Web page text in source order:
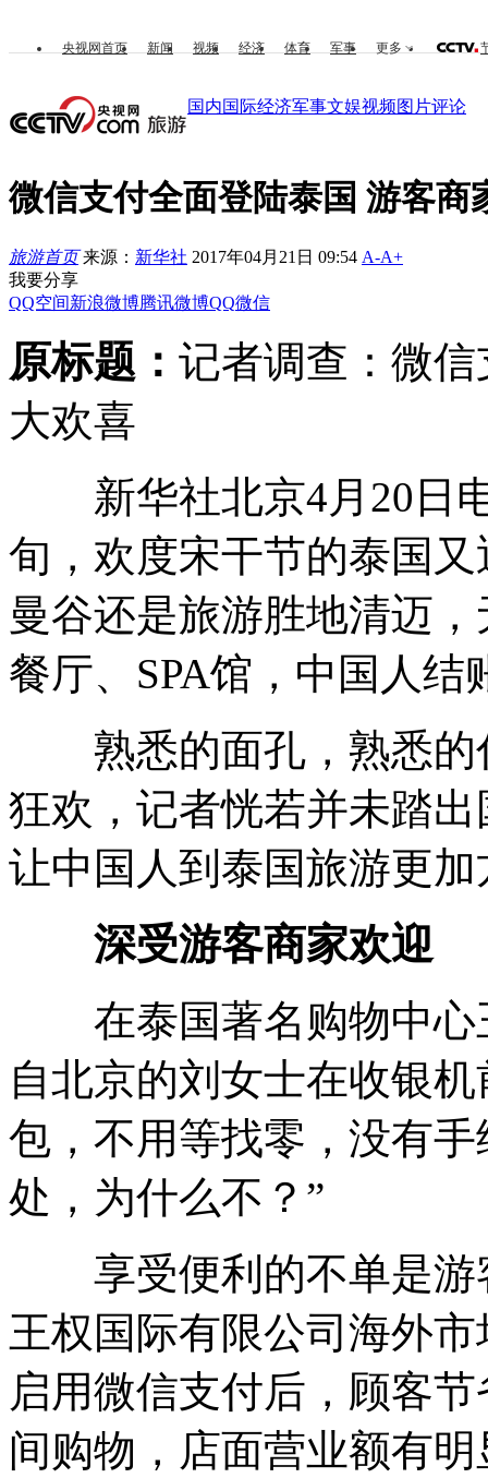
央视网首页 新闻 视频 经济 体育 军事 更多
国内国际经济军事文娱视频图片评论
微信支付全面登陆泰国 游客商
旅游首页 来源： 新华社 2017年04月21日 09:54 A-A+
我要分享
QQ空间新浪微博腾讯微博QQ微信
原标题： 记者调查：微
大欢喜
新华社北京4月20日
旬，欢度宋干节的泰国
曼谷还是旅游胜地清迈
餐厅、SPA馆，中国人
熟悉的面孔，熟悉的
狂欢，记者恍若并未踏
让中国人到泰国旅游更
深受游客商家欢迎
在泰国著名购物中心
自北京的刘女士在收银
包，不用等找零，没有
处，为什么不？”
享受便利的不单是游
王权国际有限公司海外
启用微信支付后，顾客
间购物，店面营业额有